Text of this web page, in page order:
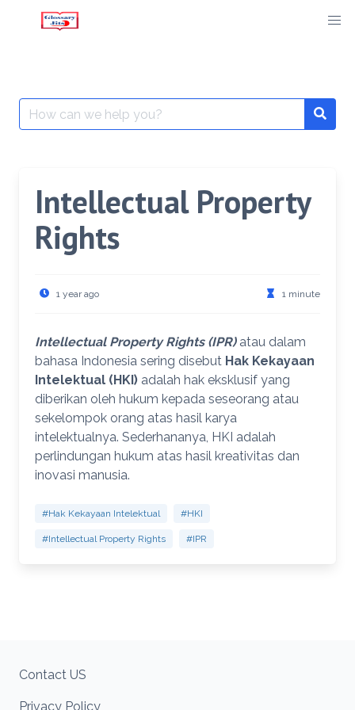
Search
for:
Intellectual Property
Rights
1 year ago 1 minute
Intellectual Property Rights (IPR) atau dalam
bahasa Indonesia sering disebut Hak Kekayaan
Intelektual (HKI) adalah hak eksklusif yang
diberikan oleh hukum kepada seseorang atau
sekelompok orang atas hasil karya
intelektualnya. Sederhananya, HKI adalah
perlindungan hukum atas hasil kreativitas dan
inovasi manusia.
#Hak Kekayaan Intelektual #HKI
#Intellectual Property Rights #IPR
Contact US
Privacy Policy